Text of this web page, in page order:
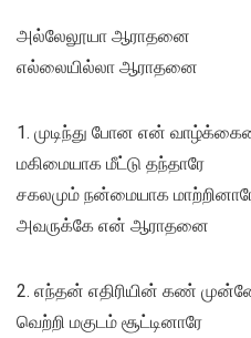
அல்லேலூயா ஆராதனை
எல்லையில்லா ஆராதனை
1. முடிந்து போன என்
மகிமையாக மீட்டு தந்தாரே
சகலமும் நன்மையாக
அவருக்கே என் ஆராதனை
2. எந்தன் எதிரியின் கண்
வெற்றி மகுடம் சூட்டினாரே